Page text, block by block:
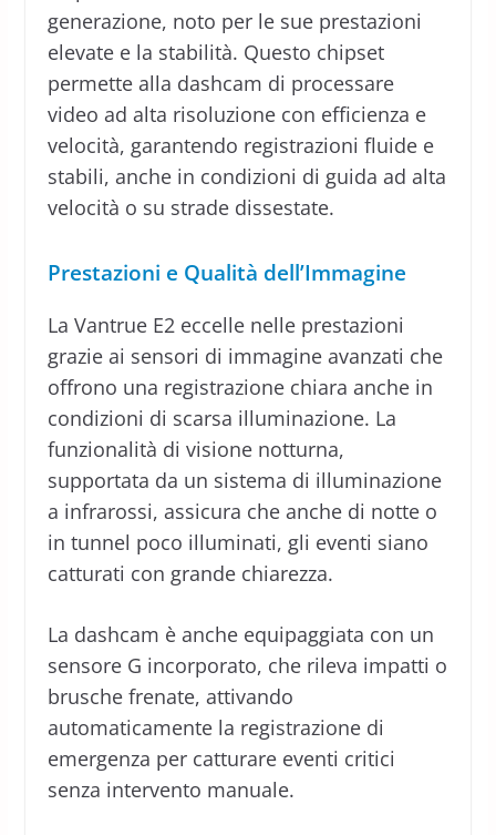
generazione, noto per le sue prestazioni
elevate e la stabilità. Questo chipset
permette alla dashcam di processare
video ad alta risoluzione con efficienza e
velocità, garantendo registrazioni fluide e
stabili, anche in condizioni di guida ad alta
velocità o su strade dissestate.
Prestazioni e Qualità dell’Immagine
La Vantrue E2 eccelle nelle prestazioni
grazie ai sensori di immagine avanzati che
offrono una registrazione chiara anche in
condizioni di scarsa illuminazione. La
funzionalità di visione notturna,
supportata da un sistema di illuminazione
a infrarossi, assicura che anche di notte o
in tunnel poco illuminati, gli eventi siano
catturati con grande chiarezza.
La dashcam è anche equipaggiata con un
sensore G incorporato, che rileva impatti o
brusche frenate, attivando
automaticamente la registrazione di
emergenza per catturare eventi critici
senza intervento manuale.